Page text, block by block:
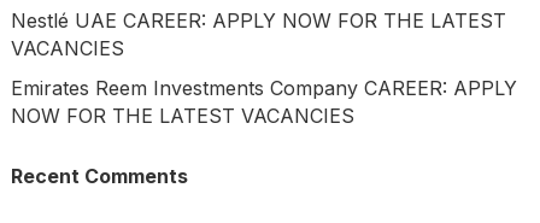
Nestlé UAE CAREER: APPLY NOW FOR THE LATEST
VACANCIES
Emirates Reem Investments Company CAREER: APPLY
NOW FOR THE LATEST VACANCIES
Recent Comments